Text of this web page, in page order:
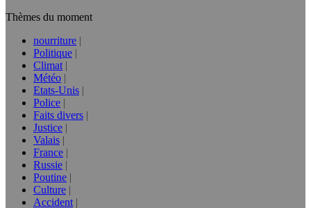
Thèmes du moment
nourriture
Politique
Climat
Météo
Etats-Unis
Police
Faits divers
Justice
Valais
France
Russie
Poutine
Culture
Accident